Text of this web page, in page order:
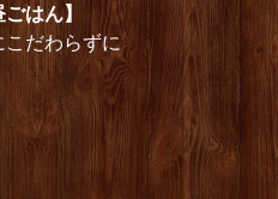
はん】
だわらずに